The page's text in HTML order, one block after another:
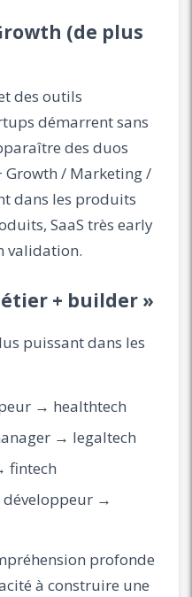
(de plus
des outils
démarrent sans
des duos
Growth / Marketing /
dans les produits
SaaS très early
validation.
+ builder »
puissant dans les
→ healthtech
→ legaltech
fintech
→
profonde
à construire une